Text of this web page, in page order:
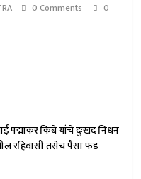
0 Comments
0
पद्माकर किबे यांचे दुःखद निधन
रहिवासी तसेच पैसा फंड